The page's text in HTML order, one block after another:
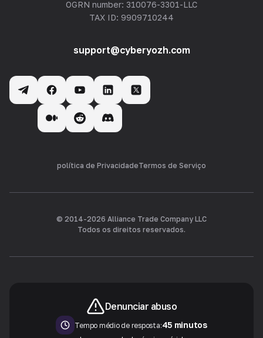
OGRN number: 310076-3301-LLC
TAX ID: 9909710244
support@cyberyozh.com
política de PrivacidadeTermos de Serviço
© 2014-2026 Alliance Trade Company LLC
Todos os direitos reservados.
Denunciar abuso
Tempo médio de resposta:45 minutos